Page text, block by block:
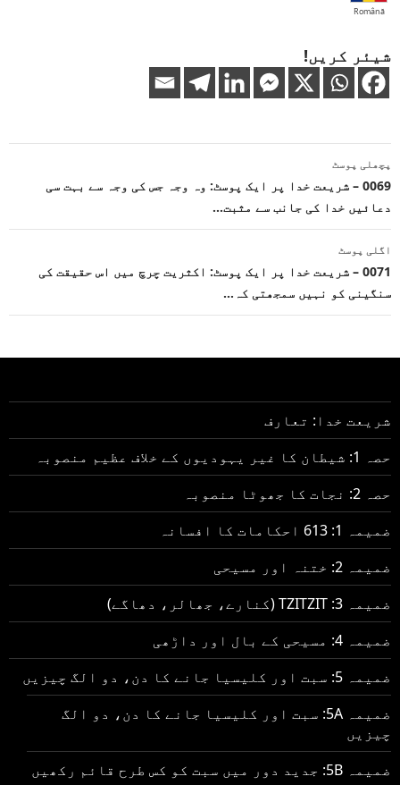
Română
شیئر کریں!
پوسٹوں
کی
نیویگیشن
پچھلی پوسٹ
0069 – شریعت خدا پر ایک پوسٹ: وہ وجہ جس کی وجہ سے بہت سی
دعائیں خدا کی جانب سے مثبت…
اگلی پوسٹ
0071 – شریعت خدا پر ایک پوسٹ: اکثریت چرچ میں اس حقیقت کی
سنگینی کو نہیں سمجھتی کہ…
شریعت خدا: تعارف
حصہ 1: شیطان کا غیر یہودیوں کے خلاف عظیم منصوبہ
حصہ 2: نجات کا جھوٹا منصوبہ
ضمیمہ 1: 613 احکامات کا افسانہ
ضمیمہ 2: ختنہ اور مسیحی
ضمیمہ 3: TZITZIT (کنارے، جھالر، دھاگے)
ضمیمہ 4: مسیحی کے بال اور داڑھی
ضمیمہ 5: سبت اور کلیسیا جانے کا دن، دو الگ چیزیں
ضمیمہ 5A: سبت اور کلیسیا جانے کا دن، دو الگ
چیزیں
ضمیمہ 5B: جدید دور میں سبت کو کس طرح قائم رکھیں